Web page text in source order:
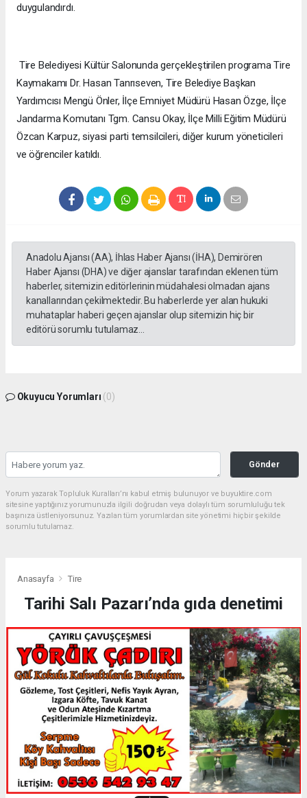
duygulandırdı.
Tire Belediyesi Kültür Salonunda gerçekleştirilen programa Tire
Kaymakamı Dr. Hasan Tanrıseven, Tire Belediye Başkan
Yardımcısı Mengü Önler, İlçe Emniyet Müdürü Hasan Özge, İlçe
Jandarma Komutanı Tgm. Cansu Okay, İlçe Milli Eğitim Müdürü
Özcan Karpuz, siyasi parti temsilcileri, diğer kurum yöneticileri
ve öğrenciler katıldı.
Anadolu Ajansı (AA), İhlas Haber Ajansı (İHA), Demirören
Haber Ajansı (DHA) ve diğer ajanslar tarafından eklenen tüm
haberler, sitemizin editörlerinin müdahalesi olmadan ajans
kanallarından çekilmektedir. Bu haberlerde yer alan hukuki
muhataplar haberi geçen ajanslar olup sitemizin hiç bir
editörü sorumlu tutulamaz...
Okuyucu Yorumları (0)
Gönder
Yorum yazarak Topluluk Kuralları’nı kabul etmiş bulunuyor ve buyuktire.com
sitesine yaptığınız yorumunuzla ilgili doğrudan veya dolaylı tüm sorumluluğu tek
başınıza üstleniyorsunuz. Yazılan tüm yorumlardan site yönetimi hiçbir şekilde
sorumlu tutulamaz.
Anasayfa Tire
Tarihi Salı Pazarı’nda gıda denetimi